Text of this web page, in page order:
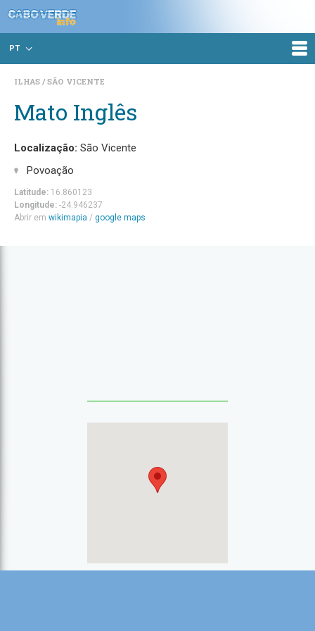
PT
ILHAS SÃO VICENTE
Mato Inglês
Localização: São Vicente
Povoação
Latitude: 16.860123
Longitude: -24.946237
Abrir em wikimapia / google maps